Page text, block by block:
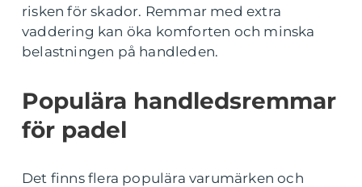
risken för skador. Remmar med extra
vaddering kan öka komforten och minska
belastningen på handleden.
Populära handledsremmar
för padel
Det finns flera populära varumärken och